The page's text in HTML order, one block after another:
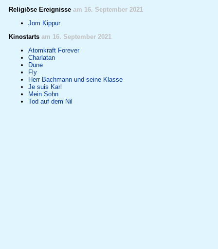
Religiöse Ereignisse am 16. September 2021
Jom Kippur
Kinostarts am 16. September 2021
Atomkraft Forever
Charlatan
Dune
Fly
Herr Bachmann und seine Klasse
Je suis Karl
Mein Sohn
Tod auf dem Nil